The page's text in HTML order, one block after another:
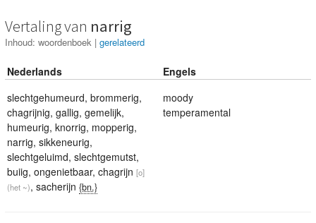
Vertaling van narrig
Inhoud: woordenboek | gerelateerd
Nederlands
Engels
slechtgehumeurd, brommerig,
chagrijnig, gallig, gemelijk,
humeurig, knorrig, mopperig,
narrig, sikkeneurig,
slechtgeluimd, slechtgemutst,
buiig, ongenietbaar, chagrijn [o]
(het ~), sacherijn {bn.}
moody
temperamental